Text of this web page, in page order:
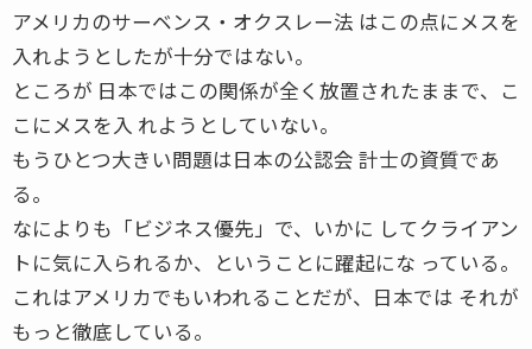
アメリカのサーベンス・オクスレー法 はこの点にメスを
入れようとしたが十分ではない。
ところが 日本ではこの関係が全く放置されたままで、こ
こにメスを入 れようとしていない。
もうひとつ大きい問題は日本の公認会 計士の資質であ
る。
なによりも「ビジネス優先」で、いかに してクライアン
トに気に入られるか、ということに躍起にな っている。
これはアメリカでもいわれることだが、日本では それが
もっと徹底している。